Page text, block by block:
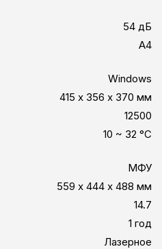
54 дБ
А4
Windows
415 х 356 х 370 мм
12500
10 ~ 32 °C
МФУ
559 х 444 х 488 мм
14.7
1 год
Лазерное